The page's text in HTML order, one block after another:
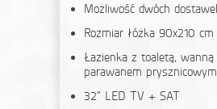
Możliwość dwóch
Rozmiar łóżka 90x210 cm
Łazienka z toaletą, wanną
parawanem prysznicowym
32“ LED TV + SAT